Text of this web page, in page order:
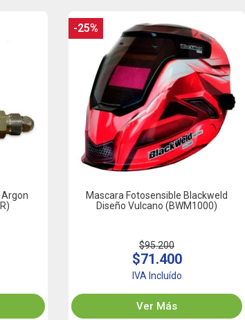
Argon
Mascara Fotosensible Blackweld
Diseño Vulcano (BWM1000)
$95.200
$71.400
IVA Incluído
Ver Más
-25%